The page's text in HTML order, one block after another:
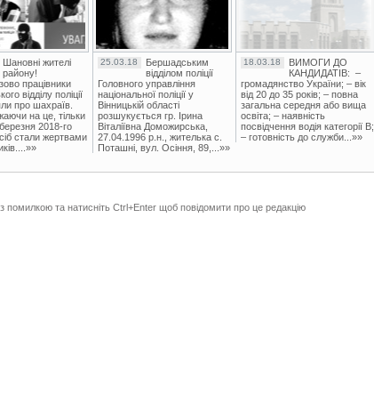
Шановні жителі
району!
працівники
відділу поліції
про шахраїв.
на це, тільки
2018-го
стали жертвами
25.03.18
Бершадським
відділом поліції
Головного управління
національної поліції у
Вінницькій області
розшукується гр. Ірина
Віталіївна Доможирська,
27.04.1996 р.н., жителька с.
Поташні, вул. Осіння, 89,...»»
18.03.18
ВИМОГИ ДО
КАНДИДАТІВ: –
громадянство України; – вік
від 20 до 35 років; – повна
загальна середня або вища
освіта; – наявність
посвідчення водія категорії В;
– готовність до служби...»»
помилкою та натисніть Ctrl+Enter щоб повідомити про це редакцію